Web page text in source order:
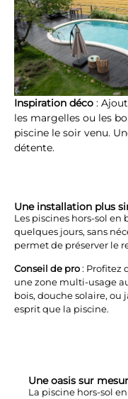
Inspiration déco :
les margelles ou les
piscine le soir venu.
détente.
Une installation plus
Les piscines hors-sol
quelques jours, sans
permet de préserver le
Conseil de pro: Profitez
une zone multi-usage
bois, douche solaire,
esprit que la piscine.
Une oasis sur
La piscine hors-sol